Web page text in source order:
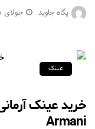
پگاه جاوید جولای 8, 2024
عینک
خرید عینک
Armani